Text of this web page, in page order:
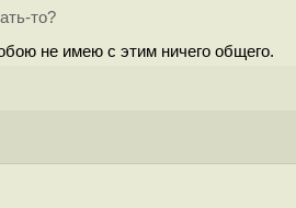
то?
не имею с этим ничего общего.